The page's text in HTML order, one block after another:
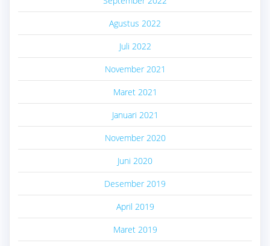
Agustus 2022
Juli 2022
November 2021
Maret 2021
Januari 2021
November 2020
Juni 2020
Desember 2019
April 2019
Maret 2019